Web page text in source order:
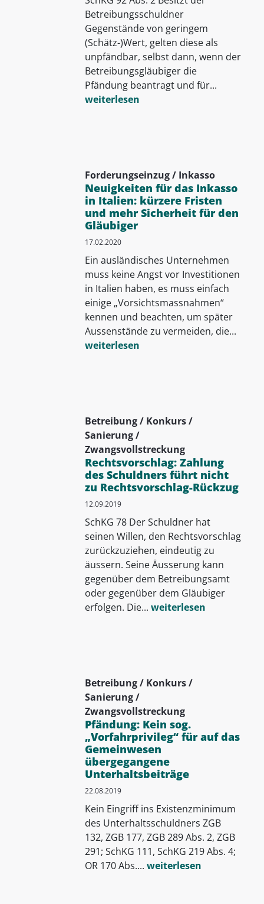
Betreibungsschuldner
Gegenstände von geringem
(Schätz-)Wert, gelten diese als
unpfändbar, selbst dann, wenn der
Betreibungsgläubiger die
Pfändung beantragt und für...
weiterlesen
Forderungseinzug / Inkasso
Neuigkeiten für das Inkasso
in Italien: kürzere Fristen
und mehr Sicherheit für den
Gläubiger
17.02.2020
Ein ausländisches Unternehmen
muss keine Angst vor Investitionen
in Italien haben, es muss einfach
einige „Vorsichtsmassnahmen“
kennen und beachten, um später
Aussenstände zu vermeiden, die...
weiterlesen
Betreibung / Konkurs /
Sanierung /
Zwangsvollstreckung
Rechtsvorschlag: Zahlung
des Schuldners führt nicht
zu Rechtsvorschlag-Rückzug
12.09.2019
SchKG 78 Der Schuldner hat
seinen Willen, den Rechtsvorschlag
zurückzuziehen, eindeutig zu
äussern. Seine Äusserung kann
gegenüber dem Betreibungsamt
oder gegenüber dem Gläubiger
erfolgen. Die... weiterlesen
Betreibung / Konkurs /
Sanierung /
Zwangsvollstreckung
Pfändung: Kein sog.
„Vorfahrprivileg“ für auf das
Gemeinwesen
übergegangene
Unterhaltsbeiträge
22.08.2019
Kein Eingriff ins Existenzminimum
des Unterhaltsschuldners ZGB
132, ZGB 177, ZGB 289 Abs. 2, ZGB
291; SchKG 111, SchKG 219 Abs. 4;
OR 170 Abs.... weiterlesen